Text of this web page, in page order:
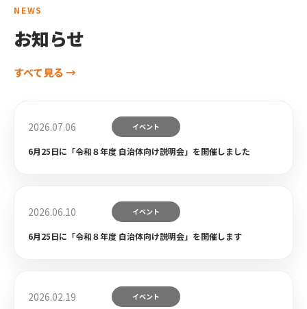
NEWS
お知らせ
すべて見る →
2026.07.06 イベント
6月25日に「令和８年度 自治体向け説明会」を開催しました
2026.06.10 イベント
6月25日に「令和８年度 自治体向け説明会」を開催します
2026.02.19 イベント